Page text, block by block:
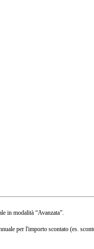
in modalità “Avanzata”.
per l'importo scontato (es.